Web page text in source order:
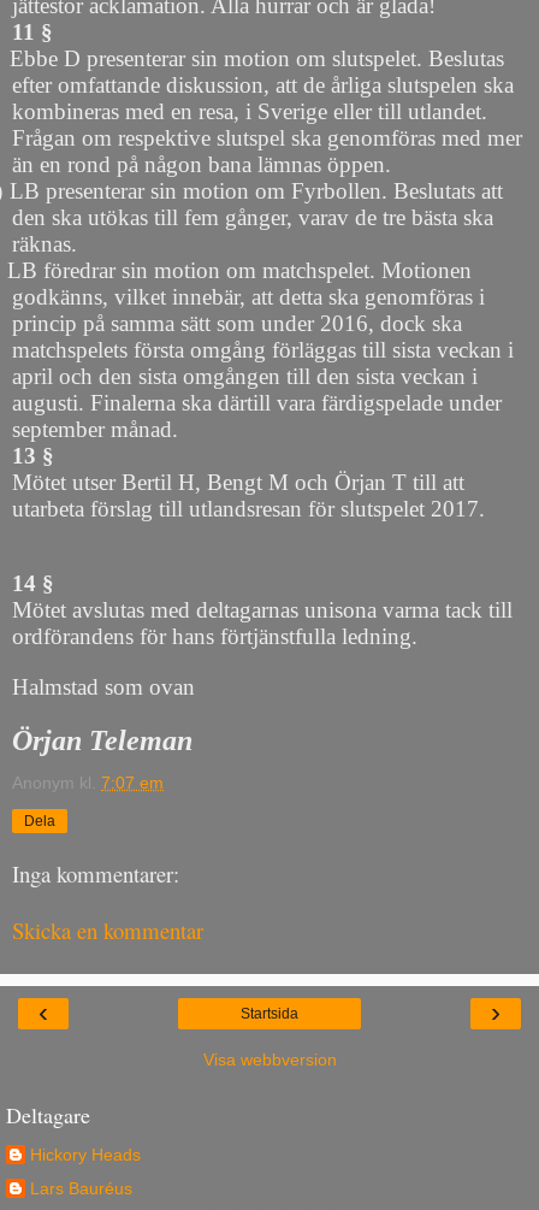
jättestor acklamation. Alla hurrar och är glada!
11 §
Ebbe D presenterar sin motion om slutspelet. Beslutas
efter omfattande diskussion, att de årliga slutspelen ska
kombineras med en resa, i Sverige eller till utlandet.
Frågan om respektive slutspel ska genomföras med mer
än en rond på någon bana lämnas öppen.
LB presenterar sin motion om Fyrbollen. Beslutats att
den ska utökas till fem gånger, varav de tre bästa ska
räknas.
LB föredrar sin motion om matchspelet. Motionen
godkänns, vilket innebär, att detta ska genomföras i
princip på samma sätt som under 2016, dock ska
matchspelets första omgång förläggas till sista veckan i
april och den sista omgången till den sista veckan i
augusti. Finalerna ska därtill vara färdigspelade under
september månad.
13 §
Mötet utser Bertil H, Bengt M och Örjan T till att
utarbeta förslag till utlandsresan för slutspelet 2017.
14 §
Mötet avslutas med deltagarnas unisona varma tack till
ordförandens för hans förtjänstfulla ledning.
Halmstad som ovan
Örjan Teleman
Anonym kl. 7:07 em
Dela
Inga kommentarer:
Skicka en kommentar
‹ ›
Startsida
Visa webbversion
Deltagare
Hickory Heads
Lars Bauréus